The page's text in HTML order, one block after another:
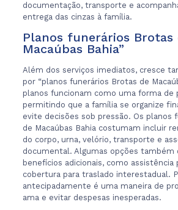
documentação, transporte e
entrega das cinzas à família.
Planos funerários Brotas
Macaúbas Bahia”
Além dos serviços imediatos, cresce
por “planos funerários Brotas de
planos funcionam como uma forma de
permitindo que a família se organize
evite decisões sob pressão. Os planos
de Macaúbas Bahia costumam incluir
do corpo, urna, velório, transporte e
documental. Algumas opções também
benefícios adicionais, como assistência
cobertura para traslado interestadual.
antecipadamente é uma maneira de
ama e evitar despesas inesperadas.